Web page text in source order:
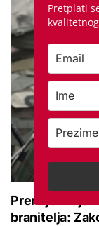
Premijer
branitelja:
Pretplati